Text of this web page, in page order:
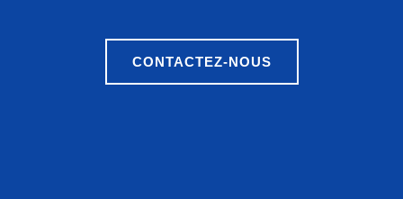
CONTACTEZ-NOUS